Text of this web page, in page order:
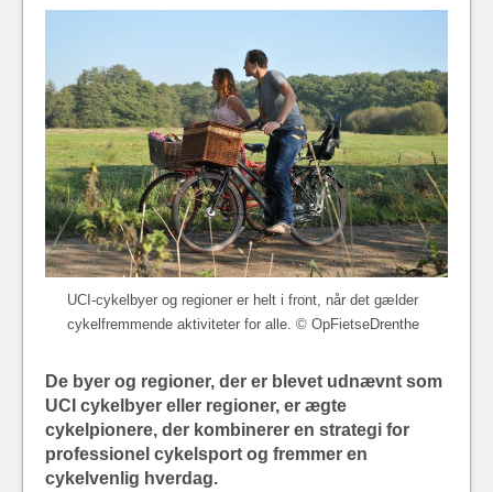
UCI-cykelbyer og regioner er helt i front, når det gælder
cykelfremmende aktiviteter for alle. © OpFietseDrenthe
De byer og regioner, der er blevet udnævnt som
UCI cykelbyer eller regioner, er ægte
cykelpionere, der kombinerer en strategi for
professionel cykelsport og fremmer en
cykelvenlig hverdag.